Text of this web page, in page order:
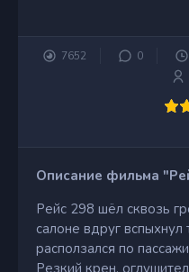
7652 0
Описание фильма
Рейс 298 шёл сквозь
салоне вдруг
расползался по
Резкий крен,